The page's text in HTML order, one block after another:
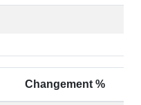
Changement %